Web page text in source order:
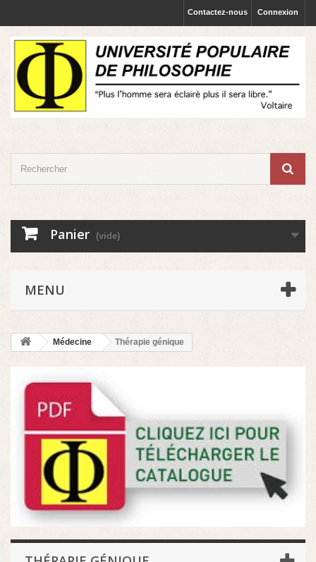
Connexion
Contactez-nous
Panier (vide)
MENU
Médecine Thérapie génique